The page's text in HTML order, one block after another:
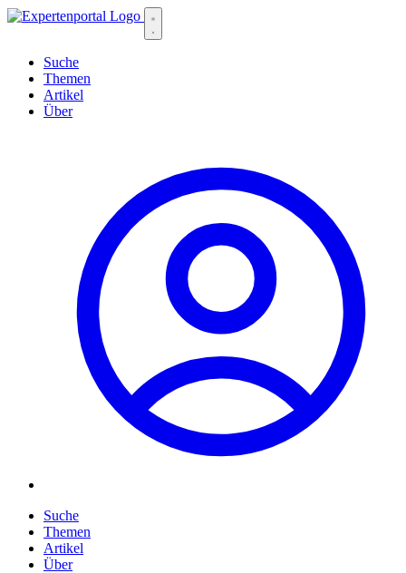
Suche
Themen
Artikel
Über
Suche
Themen
Artikel
Über